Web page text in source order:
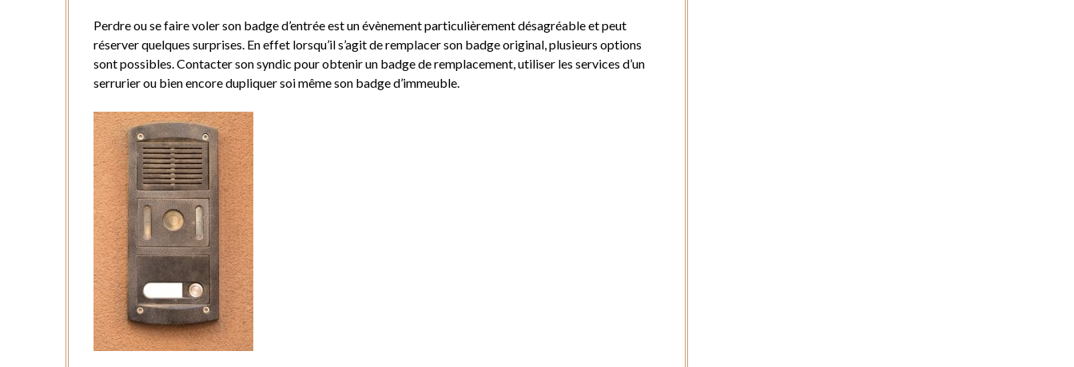
Perdre ou se faire voler son badge d’entrée est un évènement particulièrement désagréable et peut
réserver quelques surprises. En effet lorsqu’il s’agit de remplacer son badge original, plusieurs options
sont possibles. Contacter son syndic pour obtenir un badge de remplacement, utiliser les services d’un
serrurier ou bien encore dupliquer soi même son badge d’immeuble.